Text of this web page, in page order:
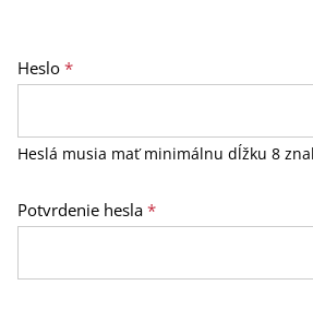
Heslo *
Heslá musia mať minimálnu dĺžku 8
Potvrdenie hesla *